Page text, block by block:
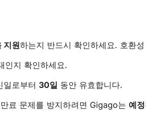
지원하는지 반드시 확인하세요. 호환
인지 확인하세요.
일로부터 30일 동안 유효합니다.
료 문제를 방지하려면 Gigago는 예